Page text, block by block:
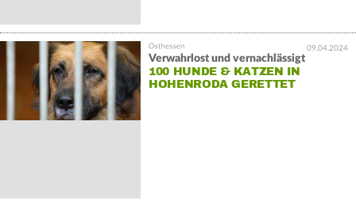
09.04.2024
Verwahrlost und vernachlässigt
100 HUNDE & KATZEN IN
HOHENRODA GERETTET